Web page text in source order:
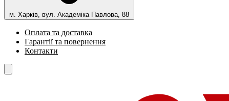
м. Харків, вул. Академіка Павлова, 88
Оплата та доставка
Гарантії та повернення
Контакти